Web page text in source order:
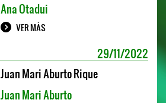
Ana Otadui
VER MÁS
29/11/2022
Juan Mari Aburto Rique
Juan Mari Aburto